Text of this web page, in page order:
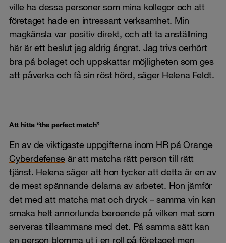
ville ha dessa personer som mina kollegor och att
företaget hade en intressant verksamhet. Min
magkänsla var positiv direkt, och att ta anställning
här är ett beslut jag aldrig ångrat. Jag trivs oerhört
bra på bolaget och uppskattar möjligheten som ges
att påverka och få sin röst hörd, säger Helena Feldt.
Att hitta “the perfect match”
En av de viktigaste uppgifterna inom HR påOrange
Cyberdefense är att matcha rätt person till rätt
tjänst. Helena säger att hon tycker att detta är en av
de mest spännande delarna av arbetet. Hon jämför
det med att matcha mat och dryck – samma vin kan
smaka helt annorlunda beroende på vilken mat som
serveras tillsammans med det. På samma sätt kan
en person blomma ut i en roll på företaget men